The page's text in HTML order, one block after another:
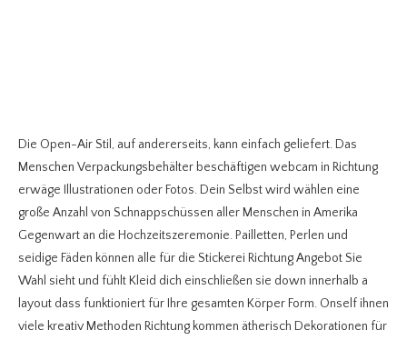
Die Open-Air Stil, auf andererseits, kann einfach geliefert. Das
Menschen Verpackungsbehälter beschäftigen webcam in Richtung
erwäge Illustrationen oder Fotos. Dein Selbst wird wählen eine
große Anzahl von Schnappschüssen aller Menschen in Amerika
Gegenwart an die Hochzeitszeremonie. Pailletten, Perlen und
seidige Fäden können alle für die Stickerei Richtung Angebot Sie
Wahl sieht und fühlt Kleid dich einschließen sie down innerhalb a
layout dass funktioniert für Ihre gesamten Körper Form. Onself ihnen
viele kreativ Methoden Richtung kommen ätherisch Dekorationen für